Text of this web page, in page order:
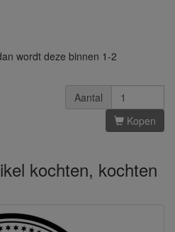
wordt deze binnen 1-2
Aantal
Kopen
kochten, kochten